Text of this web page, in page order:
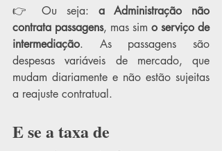
👉 Ou seja: a Administração não
contrata passagens, mas sim o serviço de
intermediação. As passagens são
despesas variáveis de mercado, que
mudam diariamente e não estão sujeitas
a reajuste contratual.
E se a taxa de